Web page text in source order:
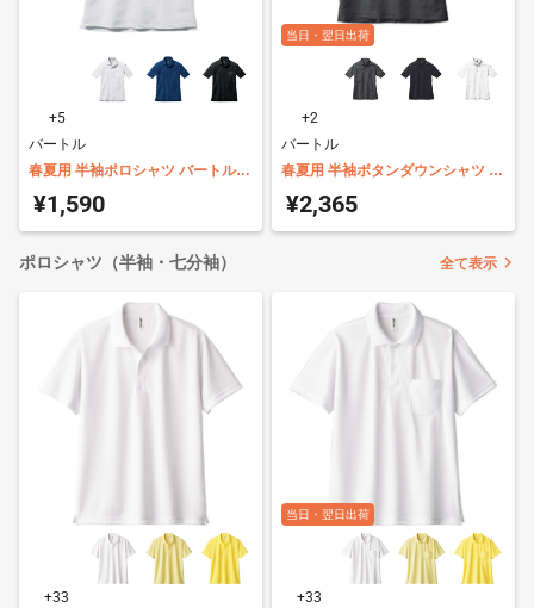
+5
バートル
春夏用 半袖ポロシャツ バートル
667
¥1,590
当日・翌日出荷
+2
バートル
春夏用 半袖ボタンダウンシャツ ポ
ケット付 バートル 717
¥2,365
ポロシャツ（半袖・七分袖） 全て表示
+33
当日・翌日出荷
+33